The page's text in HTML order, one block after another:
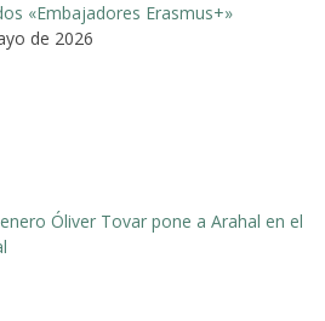
«Embajadores Erasmus+»
de 2026
Óliver Tovar pone a Arahal en el